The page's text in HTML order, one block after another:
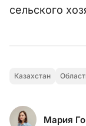
сельского
Казахстан
Мария